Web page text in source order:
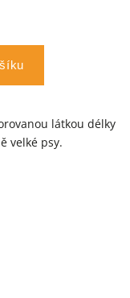
látkou délky
velké psy.